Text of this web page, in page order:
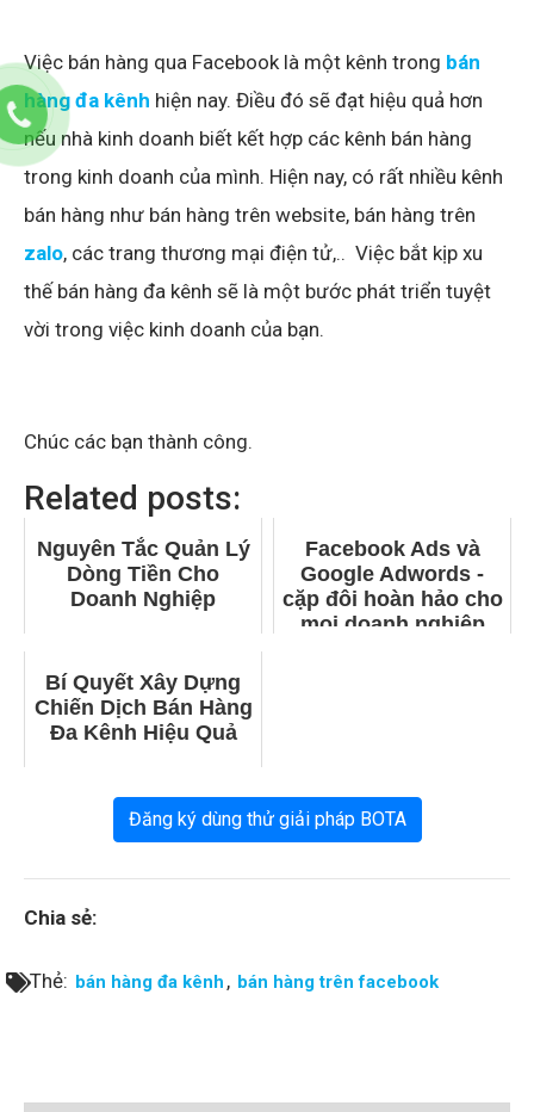
Việc bán hàng qua Facebook là một kênh trong bán
hàng đa kênh hiện nay. Điều đó sẽ đạt hiệu quả hơn
nếu nhà kinh doanh biết kết hợp các kênh bán hàng
trong kinh doanh của mình. Hiện nay, có rất nhiều kênh
bán hàng như bán hàng trên website, bán hàng trên
zalo, các trang thương mại điện tử,.. Việc bắt kịp xu
thế bán hàng đa kênh sẽ là một bước phát triển tuyệt
vời trong việc kinh doanh của bạn.
Chúc các bạn thành công.
Related posts:
Nguyên Tắc Quản Lý
Dòng Tiền Cho
Doanh Nghiệp
Facebook Ads và
Google Adwords -
cặp đôi hoàn hảo cho
mọi doanh nghiệp
Bí Quyết Xây Dựng
Chiến Dịch Bán Hàng
Đa Kênh Hiệu Quả
Đăng ký dùng thử giải pháp BOTA
Chia sẻ:
Thẻ: bán hàng đa kênh , bán hàng trên facebook